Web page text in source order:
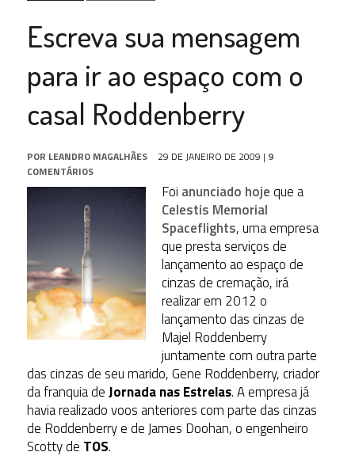
Escreva sua mensagem
para ir ao espaço com o
casal Roddenberry
POR LEANDRO MAGALHÃES 29 DE JANEIRO DE 2009 | 9
COMENTÁRIOS
Foi anunciado hojeque a
Celestis Memorial
Spaceflights, uma empresa
que presta serviços de
lançamento ao espaço de
cinzas de cremação, irá
realizar em 2012 o
lançamento das cinzas de
Majel Roddenberry
juntamente com outra parte
das cinzas de seu marido, Gene Roddenberry, criador
da franquia deJornada nas Estrelas. A empresa já
havia realizado voos anteriores com parte das cinzas
de Roddenberry e de James Doohan, o engenheiro
Scotty de TOS.